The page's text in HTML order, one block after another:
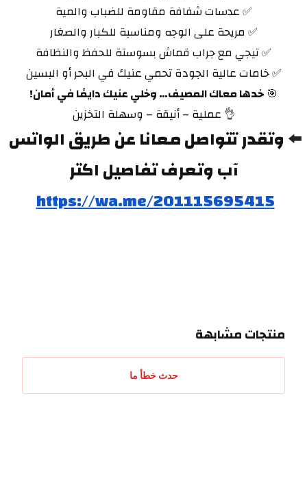
✅ عدسات شفافة مقاومة للضباب والمية
✅ مريحة على الوجه ومناسبة للكبار والصغار
✅ تيجي مع جراب قماش بسوستة للحفظ والنظافة
✅ خامات عالية الجودة تحمي عنيك في البحر أو البسين
🎯 خدها معاك المصيف… وخلي عنيك دايمًا في أمان!
👌 عملية – أنيقة – وسهلة التخزين
⬅️
آب وتعرف تفاصيل اكتر
https://wa.me/201115695415
منتجات مشابهة
حدث خطأ ما